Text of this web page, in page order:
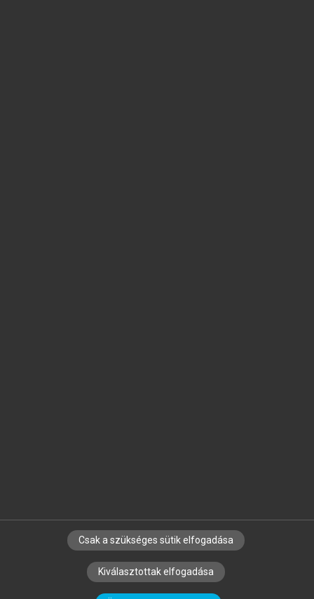
SZERZŐKNEK CÉGEKNEK KÖNYVTÁROSOKNAK
SZERKESZTÉSI ÉS LEKTORÁLÁSI ALAPELVEK
Csak a szükséges sütik elfogadása
Kiválasztottak elfogadása